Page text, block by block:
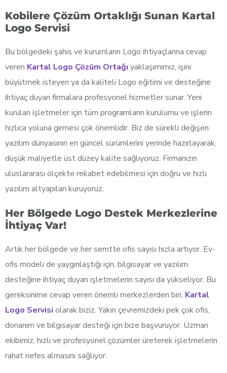
Kobilere Çözüm Ortaklığı Sunan Kartal
Logo Servisi
Bu bölgedeki şahıs ve kurumların Logo ihtiyaçlarına cevap
veren Kartal Logo Çözüm Ortağı yaklaşımımız, işini
büyütmek isteyen ya da kaliteli Logo eğitimi ve desteğine
ihtiyaç duyan firmalara profesyonel hizmetler sunar. Yeni
kurulan işletmeler için tüm programların kurulumu ve işlerin
hızlıca yoluna girmesi çok önemlidir. Biz de sürekli değişen
yazılım dünyasının en güncel sürümlerini yerinde hazırlayarak,
düşük maliyetle üst düzey kalite sağlıyoruz. Firmanızın
uluslararası ölçekte rekabet edebilmesi için doğru ve hızlı
yazılım altyapıları kuruyoruz.
Her Bölgede Logo Destek Merkezlerine
İhtiyaç Var!
Artık her bölgede ve her semtte ofis sayısı hızla artıyor. Ev-
ofis modeli de yaygınlaştığı için, bilgisayar ve yazılım
desteğine ihtiyaç duyan işletmelerin sayısı da yükseliyor. Bu
gereksinime cevap veren önemli merkezlerden biri, Kartal
Logo Servisi olarak biziz. Yakın çevremizdeki pek çok ofis,
donanım ve bilgisayar desteği için bize başvuruyor. Uzman
ekibimiz, hızlı ve profesyonel çözümler üreterek işletmelerin
rahat nefes almasını sağlıyor.